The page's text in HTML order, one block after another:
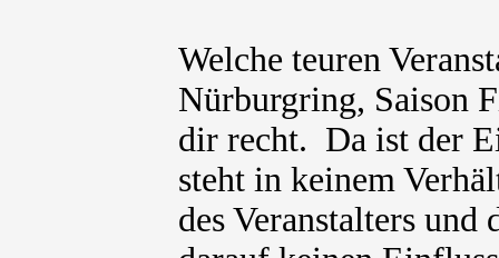
Welche teuren
Nürburgring, Saison
dir recht. Da ist der
steht in keinem
des Veranstalters